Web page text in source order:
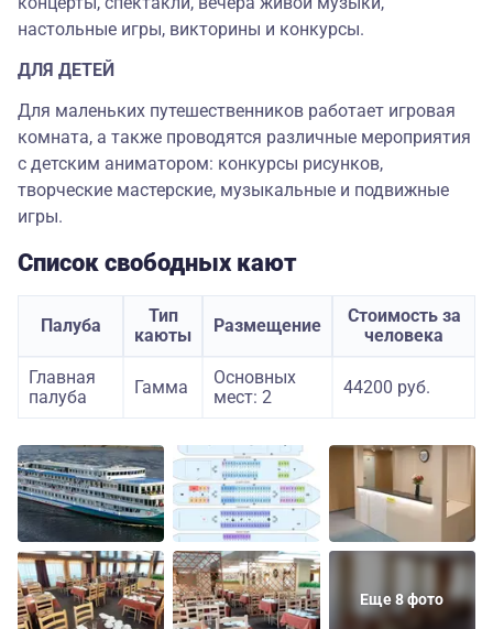
настольные игры, викторины и конкурсы.
ДЛЯ ДЕТЕЙ
Для маленьких путешественников работает игровая
комната, а также проводятся различные мероприятия
с детским аниматором: конкурсы рисунков,
творческие мастерские, музыкальные и подвижные
игры.
Список свободных кают
Палуба
Тип
каюты
Размещение
Стоимость за
человека
Главная
палуба
Гамма
Основных
мест: 2
44200 руб.
Еще 8 фото